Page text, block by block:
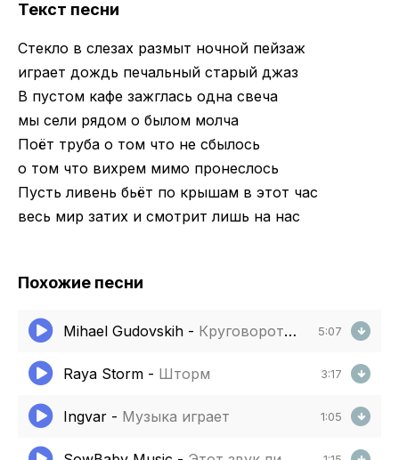
Текст песни
Стекло в слезах размыт ночной пейзаж
играет дождь печальный старый джаз
В пустом кафе зажглась одна свеча
мы сели рядом о былом молча
Поёт труба о том что не сбылось
о том что вихрем мимо пронеслось
Пусть ливень бьёт по крышам в этот час
весь мир затих и смотрит лишь на нас
Похожие песни
Mihael Gudovskih - Круговорот жизни 5:07
Raya Storm - Шторм 3:17
Ingvar - Музыка играет 1:05